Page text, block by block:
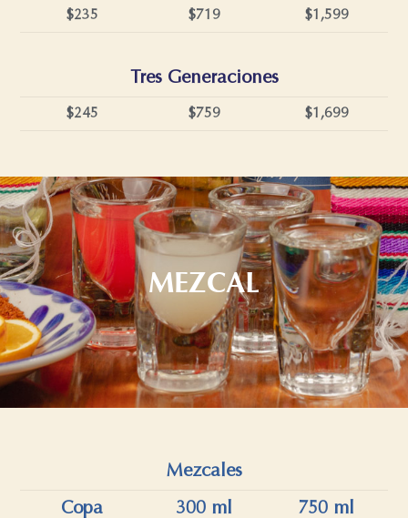
$235 $719 $1,599
Tres Generaciones
$245 $759 $1,699
MEZCAL
Mezcales
Copa 300 ml 750 ml